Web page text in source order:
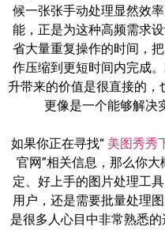
候一张张手动处理显然效
能，正是为这种高频需求
省大量重复操作的时间，
作压缩到更短时间内完成
升带来的价值是很直接的，
更像是一个能够解决
如果你正在寻找“ 美图秀秀
官网”相关信息，那么你
定、好上手的图片处理工
用户，还是需要批量处理
是很多人心目中非常熟悉